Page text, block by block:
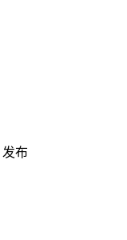
发布